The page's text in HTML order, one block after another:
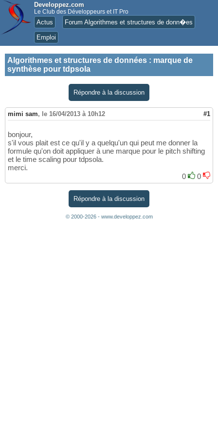
Developpez.com
Le Club des Développeurs et IT Pro
Actus Forum Algorithmes et structures de donn�es
Emploi
Algorithmes et structures de données : marque de
synthèse pour tdpsola
Répondre à la discussion
mimi sam, le 16/04/2013 à 10h12 #1
bonjour,
s'il vous plait est ce qu'il y a quelqu'un qui peut me donner la
formule qu'on doit appliquer à une marque pour le pitch shifting
et le time scaling pour tdpsola.
merci.
0
0
Répondre à la discussion
© 2000-2026 - www.developpez.com